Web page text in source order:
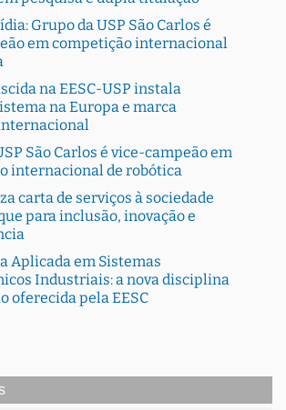
Grupo da USP São Carlos é
em competição internacional
na EESC-USP instala
na Europa e marca
São Carlos é vice-campeão em
internacional de robótica
carta de serviços à sociedade
para inclusão, inovação e
Aplicada em Sistemas
Industriais: a nova disciplina
oferecida pela EESC